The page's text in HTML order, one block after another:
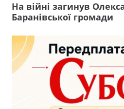
На війні загинув
Баранівської громади